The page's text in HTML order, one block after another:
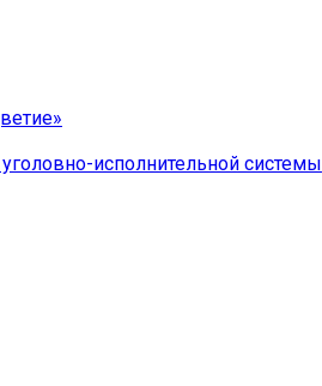
исполнительной системы